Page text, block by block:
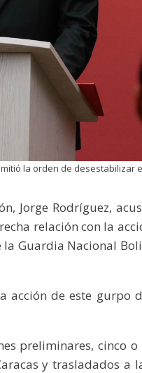
la orden de desestabilizar
Jorge Rodríguez,
relación con la
Guardia Nacional
acción de este gurpo
preliminares, cinco o
y trasladados a